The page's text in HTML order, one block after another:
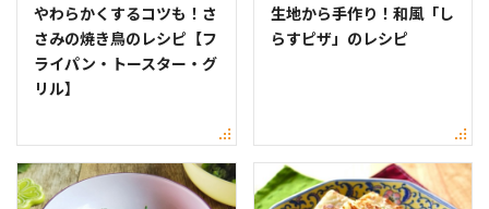
やわらかくするコツも！さ
さみの焼き鳥のレシピ【フ
ライパン・トースター・グ
リル】
生地から手作り！和風「し
らすピザ」のレシピ